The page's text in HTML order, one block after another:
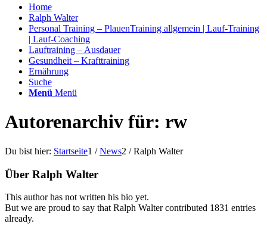
Home
Ralph Walter
Personal Training – PlauenTraining allgemein | Lauf-Training
| Lauf-Coaching
Lauftraining – Ausdauer
Gesundheit – Krafttraining
Ernährung
Suche
Menü Menü
Autorenarchiv für: rw
Du bist hier: Startseite1 / News2 / Ralph Walter
Über Ralph Walter
This author has not written his bio yet.
But we are proud to say that Ralph Waltercontributed 1831 entries
already.